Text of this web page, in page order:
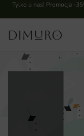
Tylko u nas! Promocja -